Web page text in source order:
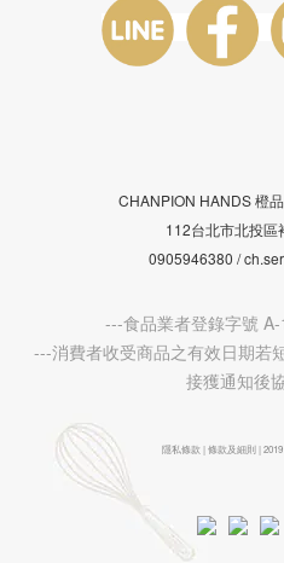
CHANPION HANDS 橙
112台北市北投區
0905946380 /
---食品業者登錄字號
---消費者收受商品之有效日期若
接獲通知後
隱私條款 | 條款及細則 |